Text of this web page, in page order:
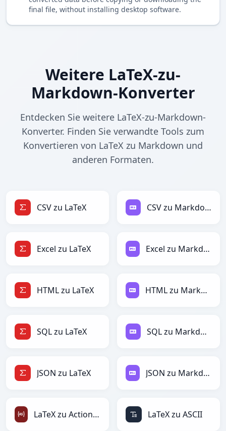
final file, without installing desktop software.
Weitere LaTeX-zu-
Markdown-Konverter
Entdecken Sie weitere LaTeX-zu-Markdown-
Konverter. Finden Sie verwandte Tools zum
Konvertieren von LaTeX zu Markdown und
anderen Formaten.
CSV zu LaTeX CSV zu Markdown
Excel zu LaTeX Excel zu Markdown
HTML zu LaTeX HTML zu Markdown
SQL zu LaTeX SQL zu Markdown
JSON zu LaTeX JSON zu Markdown
LaTeX zu ActionScript LaTeX zu ASCII